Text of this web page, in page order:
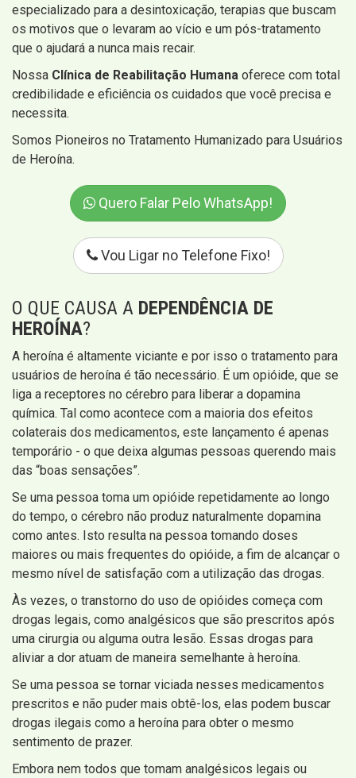
especializado para a desintoxicação, terapias que buscam
os motivos que o levaram ao vício e um pós-tratamento
que o ajudará a nunca mais recair.
Nossa Clínica de Reabilitação Humana oferece com total
credibilidade e eficiência os cuidados que você precisa e
necessita.
Somos Pioneiros no Tratamento Humanizado para Usuários
de Heroína.
Quero Falar Pelo WhatsApp!
Vou Ligar no Telefone Fixo!
O QUE CAUSA A DEPENDÊNCIA DE
HEROÍNA?
A heroína é altamente viciante e por isso o tratamento para
usuários de heroína é tão necessário. É um opióide, que se
liga a receptores no cérebro para liberar a dopamina
química. Tal como acontece com a maioria dos efeitos
colaterais dos medicamentos, este lançamento é apenas
temporário - o que deixa algumas pessoas querendo mais
das “boas sensações”.
Se uma pessoa toma um opióide repetidamente ao longo
do tempo, o cérebro não produz naturalmente dopamina
como antes. Isto resulta na pessoa tomando doses
maiores ou mais frequentes do opióide, a fim de alcançar o
mesmo nível de satisfação com a utilização das drogas.
Às vezes, o transtorno do uso de opióides começa com
drogas legais, como analgésicos que são prescritos após
uma cirurgia ou alguma outra lesão. Essas drogas para
aliviar a dor atuam de maneira semelhante à heroína.
Se uma pessoa se tornar viciada nesses medicamentos
prescritos e não puder mais obtê-los, elas podem buscar
drogas ilegais como a heroína para obter o mesmo
sentimento de prazer.
Embora nem todos que tomam analgésicos legais ou